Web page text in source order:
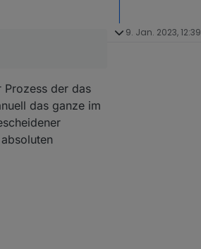
und man damit
der das
das ganze im
9. Jan. 2023, 12:39